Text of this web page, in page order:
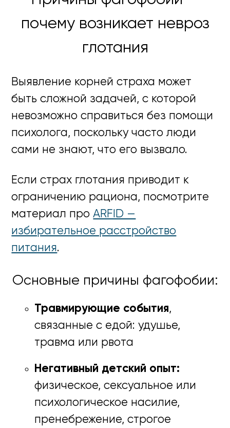
почему возникает невроз
глотания
Выявление корней страха может
быть сложной задачей, с которой
невозможно справиться без помощи
психолога, поскольку часто люди
сами не знают, что его вызвало.
Если страх глотания приводит к
ограничению рациона, посмотрите
материал проARFID —
избирательное расстройство
питания.
Основные причины фагофобии:
Травмирующие события,
связанные с едой: удушье,
травма или рвота
Негативный детский опыт:
физическое, сексуальное или
психологическое насилие,
пренебрежение, строгое